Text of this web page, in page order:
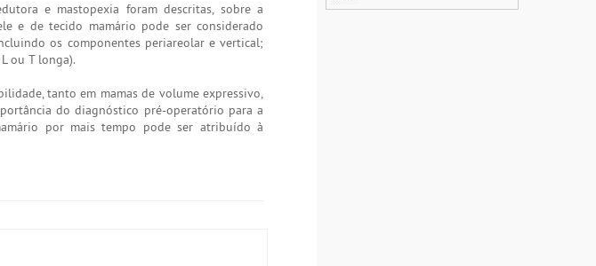
e mastopexia foram descritas, sobre a
e de tecido mamário pode ser considerado
os componentes periareolar e vertical;
ou T longa).
tanto em mamas de volume expressivo,
do diagnóstico pré-operatório para a
por mais tempo pode ser atribuído à